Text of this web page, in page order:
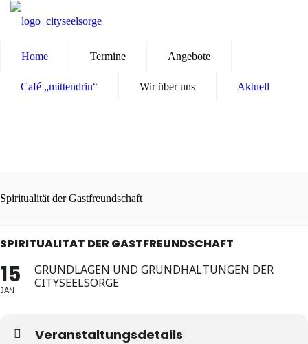
Home Termine Angebote
Café „mittendrin“ Wir über uns Aktuell
Spiritualität der Gastfreundschaft
SPIRITUALITÄT DER GASTFREUNDSCHAFT
15
JAN
GRUNDLAGEN UND GRUNDHALTUNGEN DER
CITYSEELSORGE
Veranstaltungsdetails